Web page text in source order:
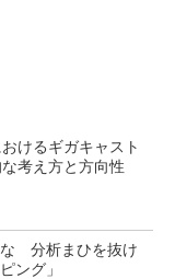
けるギガキャスト
考え方と方向性
な 分析まひを抜け
ング」